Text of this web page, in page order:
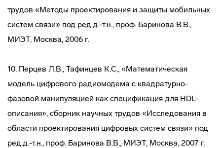
трудов «Методы проектирования и защиты мобильных
систем связи» под ред.д.-т.н., проф. Баринова В.В.,
МИЭТ, Москва, 2006 г.
10. Перцев Л.В., Тафинцев К.С., «Математическая
модель цифрового радиомодема с квадратурно-
фазовой манипуляцией как спецификация для HDL-
описания», сборник научных трудов «Исследования в
области проектирования цифровых систем связи» под
ред.д.-т.н., проф. Баринова В.В., МИЭТ, Москва, 2007 г.